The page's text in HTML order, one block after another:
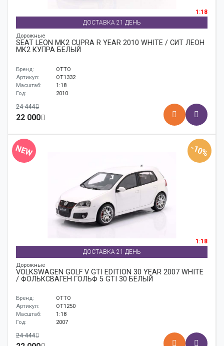
1:18
ДОСТАВКА 21 ДЕНЬ
Дорожные
SEAT LEON MK2 CUPRA R YEAR 2010 WHITE / СИТ ЛЕОН
MK2 КУПРА БЕЛЫЙ
Бренд:
OTTO
Артикул:
OT1332
Масштаб:
1:18
Год:
2010
24 444
22 000
NEW -10%
1:18
ДОСТАВКА 21 ДЕНЬ
Дорожные
VOLKSWAGEN GOLF V GTI EDITION 30 YEAR 2007 WHITE
/ ФОЛЬКСВАГЕН ГОЛЬФ 5 GTI 30 БЕЛЫЙ
Бренд:
OTTO
Артикул:
OT1250
Масштаб:
1:18
Год:
2007
24 444